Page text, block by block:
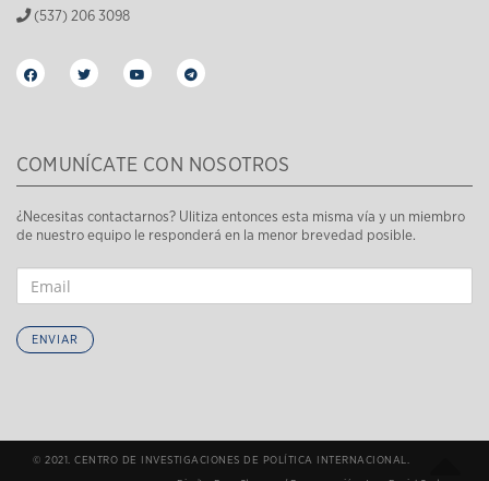
(537) 206 3098
COMUNÍCATE CON NOSOTROS
¿Necesitas contactarnos? Ulitiza entonces esta misma vía y un miembro
de nuestro equipo le responderá en la menor brevedad posible.
ENVIAR
© 2021. CENTRO DE INVESTIGACIONES DE POLÍTICA INTERNACIONAL.